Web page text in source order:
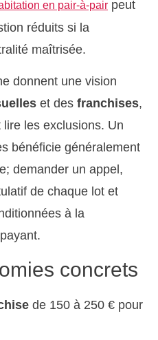
en pair-à-pair peut
réduits si la
maîtrisée.
donnent une vision
et des franchises,
les exclusions. Un
bénéficie généralement
demander un appel,
de chaque lot et
à la
concrets
de 150 à 250 € pour